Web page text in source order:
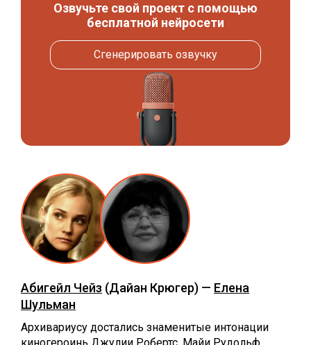
Озвучьте свой проект с помощью
бесплатной нейросети
Сгенерировать озвучку
Абигейл Чейз (Дайан Крюгер) — Елена
Шульман
Архивариусу достались знаменитые интонации